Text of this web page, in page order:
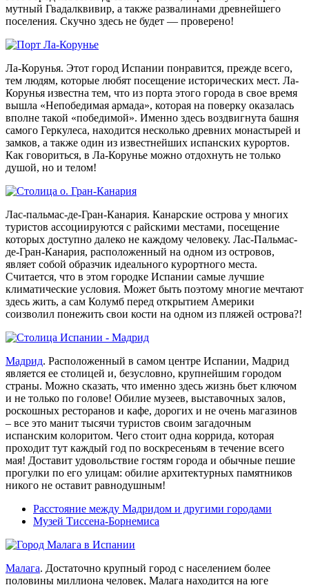
мутный Гвадалквивир, а также развалинами древнейшего
поселения. Скучно здесь не будет — проверено!
Ла-Корунья. Этот город Испании понравится, прежде всего,
тем людям, которые любят посещение исторических мест. Ла-
Корунья известна тем, что из порта этого города в свое время
вышла «Непобедимая армада», которая на поверку оказалась
вполне такой «победимой». Именно здесь воздвигнута башня
самого Геркулеса, находится несколько древних монастырей и
замков, а также один из известнейших испанских курортов.
Как говориться, в Ла-Корунье можно отдохнуть не только
душой, но и телом!
Лас-пальмас-де-Гран-Канария. Канарские острова у многих
туристов ассоциируются с райскими местами, посещение
которых доступно далеко не каждому человеку. Лас-Пальмас-
де-Гран-Канария, расположенный на одном из островов,
являет собой образчик идеального курортного места.
Считается, что в этом городке Испании самые лучшие
климатические условия. Может быть поэтому многие мечтают
здесь жить, а сам Колумб перед открытием Америки
соизволил понежить свои кости на одном из пляжей острова?!
Мадрид. Расположенный в самом центре Испании, Мадрид
является ее столицей и, безусловно, крупнейшим городом
страны. Можно сказать, что именно здесь жизнь бьет ключом
и не только по голове! Обилие музеев, выставочных залов,
роскошных ресторанов и кафе, дорогих и не очень магазинов
– все это манит тысячи туристов своим загадочным
испанским колоритом. Чего стоит одна коррида, которая
проходит тут каждый год по воскресеньям в течение всего
мая! Доставит удовольствие гостям города и обычные пешие
прогулки по его улицам: обилие архитектурных памятников
никого не оставит равнодушным!
Расстояние между Мадридом и другими городами
Музей Тиссена-Борнемиса
Малага. Достаточно крупный город с населением более
половины миллиона человек, Малага находится на юге